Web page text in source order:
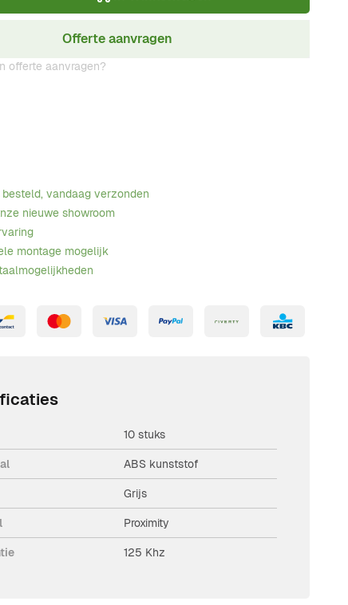
Offerte aanvragen
offerte aanvragen?
besteld, vandaag verzonden
nieuwe showroom
montage mogelijk
10 stuks
ABS kunststof
Grijs
Proximity
125 Khz